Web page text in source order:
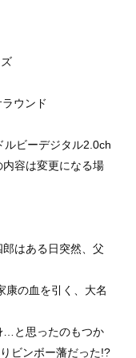
ウンド
ルビーデジタル2.0ch
容は変更になる場
はある日突然、父
の血を引く、大名
…と思ったのもつか
ビンボー藩だった!?